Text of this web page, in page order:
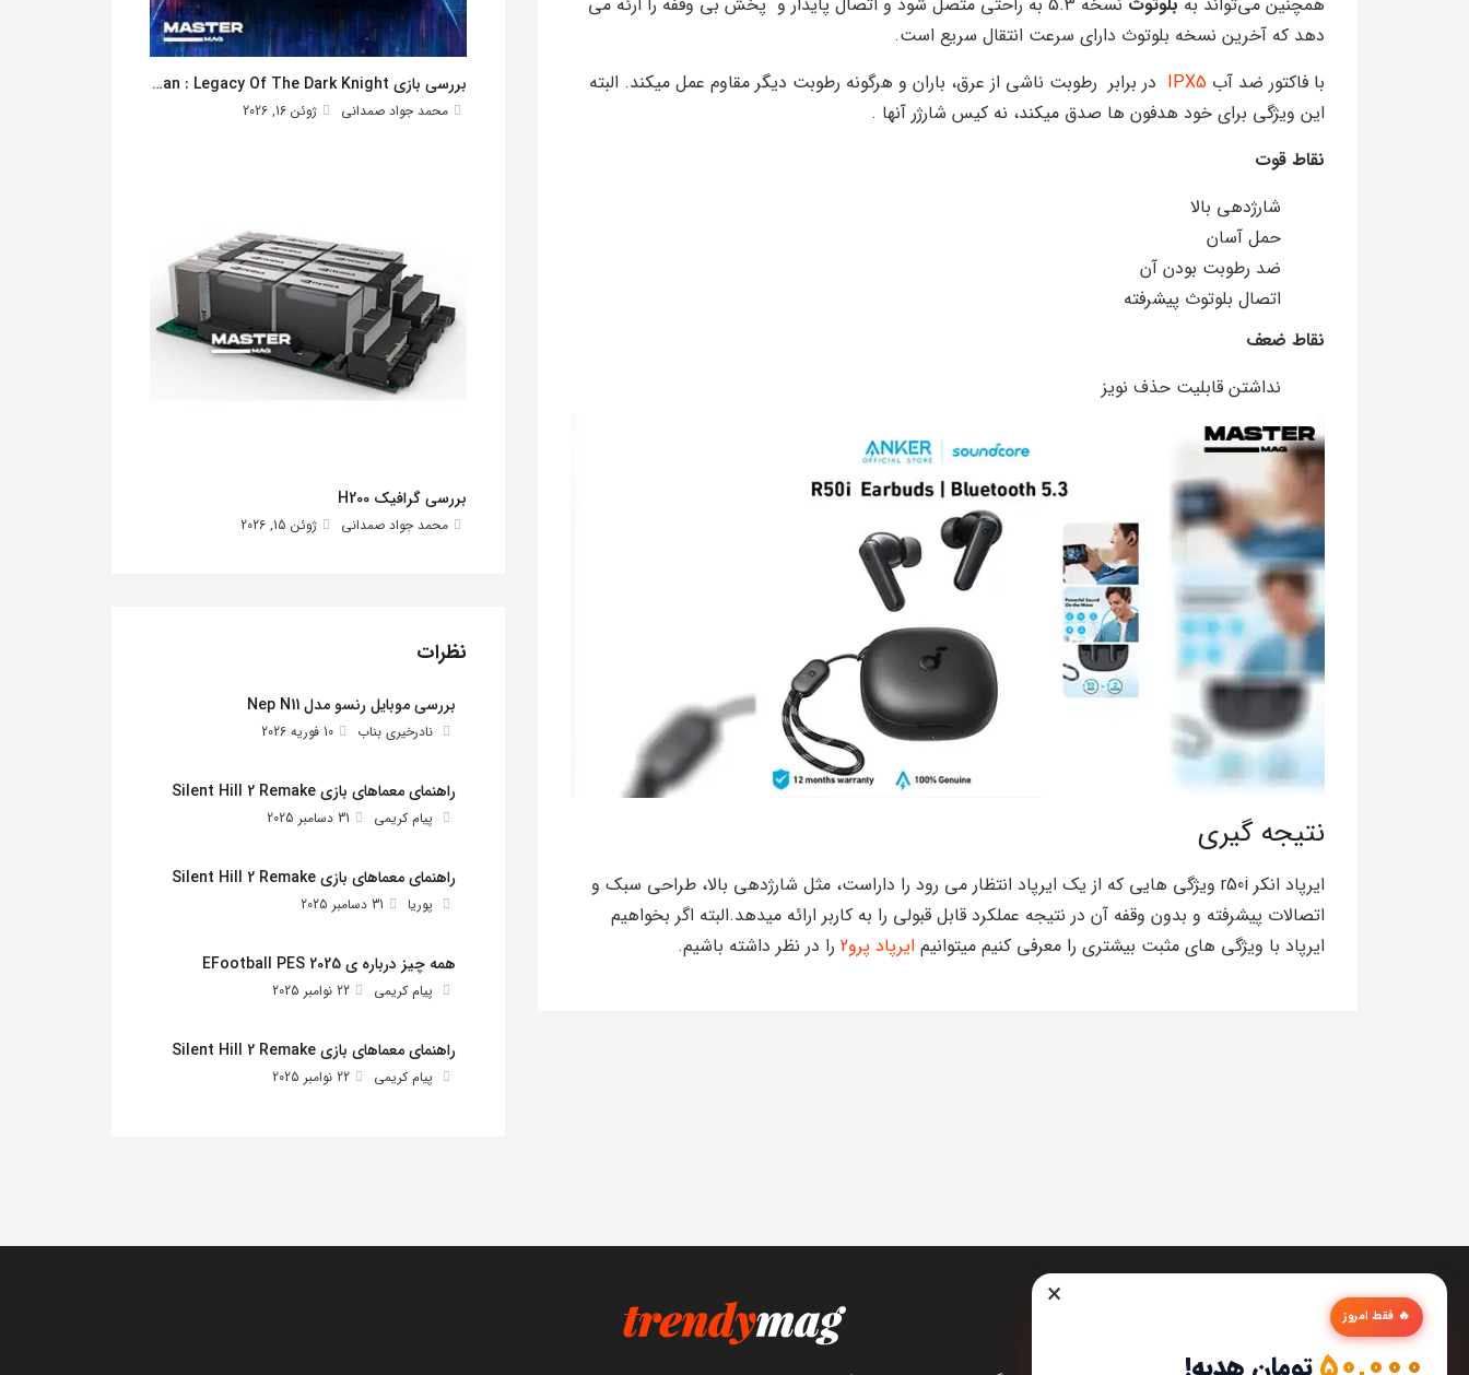
دهد که آخرین نسخه بلوتوث دارای سرعت انتقال سریع است.
با فاکتور ضد آب
در برابر رطوبت ناشی از عرق، باران و هرگونه رطوبت دیگر مقاوم عمل میکند. البته
این ویژگی برای خود هدفون ها صدق میکند، نه کیس شارژر آنها .
نقاط قوت
شارژدهی بالا
حمل آسان
ضد رطوبت بودن آن
اتصال بلوتوث پیشرفته
نقاط ضعف
نداشتن قابلیت حذف نویز
نتیجه گیری
ایرپاد انکر r50i ویژگی هایی که از یک ایرپاد انتظار می رود را داراست، مثل شارژدهی بالا، طراحی سبک و
اتصالات پیشرفته و بدون وقفه آن در نتیجه عملکرد قابل قبولی را به کاربر ارائه میدهد.البته اگر بخواهیم
ایرپاد با ویژگی های مثبت بیشتری را معرفی کنیم میتوانیم ایرپاد پرو2 را در نظر داشته باشیم.
بررسی بازی Lego Batman : Legacy Of The Dark Knight
محمد جواد صمدانی ژوئن 16, 2026
بررسی گرافیک H200
محمد جواد صمدانی ژوئن 15, 2026
نظرات
بررسی موبایل رنسو مدل Nep N11
نادرخیری بناب 10 فوریه 2026
راهنمای معماهای بازی Silent Hill 2 Remake
پیام کریمی 31 دسامبر 2025
راهنمای معماهای بازی Silent Hill 2 Remake
پوریا 31 دسامبر 2025
همه چیز درباره ی EFootball PES 2025
پیام کریمی 22 نوامبر 2025
راهنمای معماهای بازی Silent Hill 2 Remake
پیام کریمی 22 نوامبر 2025
× 🔥 فقط امروز